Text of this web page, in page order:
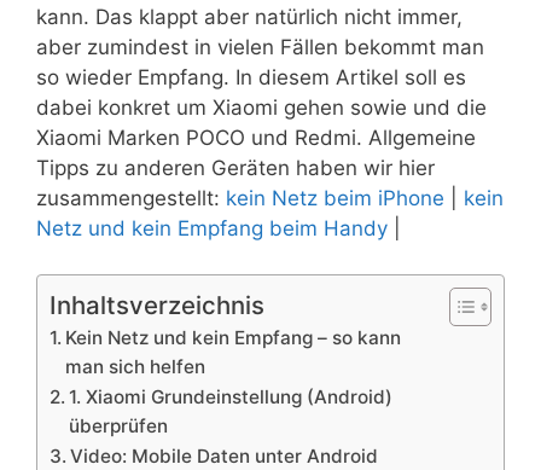
kann. Das klappt aber natürlich nicht immer,
aber zumindest in vielen Fällen bekommt man
so wieder Empfang. In diesem Artikel soll es
dabei konkret um Xiaomi gehen sowie und die
Xiaomi Marken POCO und Redmi. Allgemeine
Tipps zu anderen Geräten haben wir hier
zusammengestellt: kein Netz beim iPhone
kein
Netz und kein Empfang beim Handy
Inhaltsverzeichnis
Kein Netz und kein Empfang – so kann
man sich helfen
1. Xiaomi Grundeinstellung (Android)
überprüfen
Video: Mobile Daten unter Android